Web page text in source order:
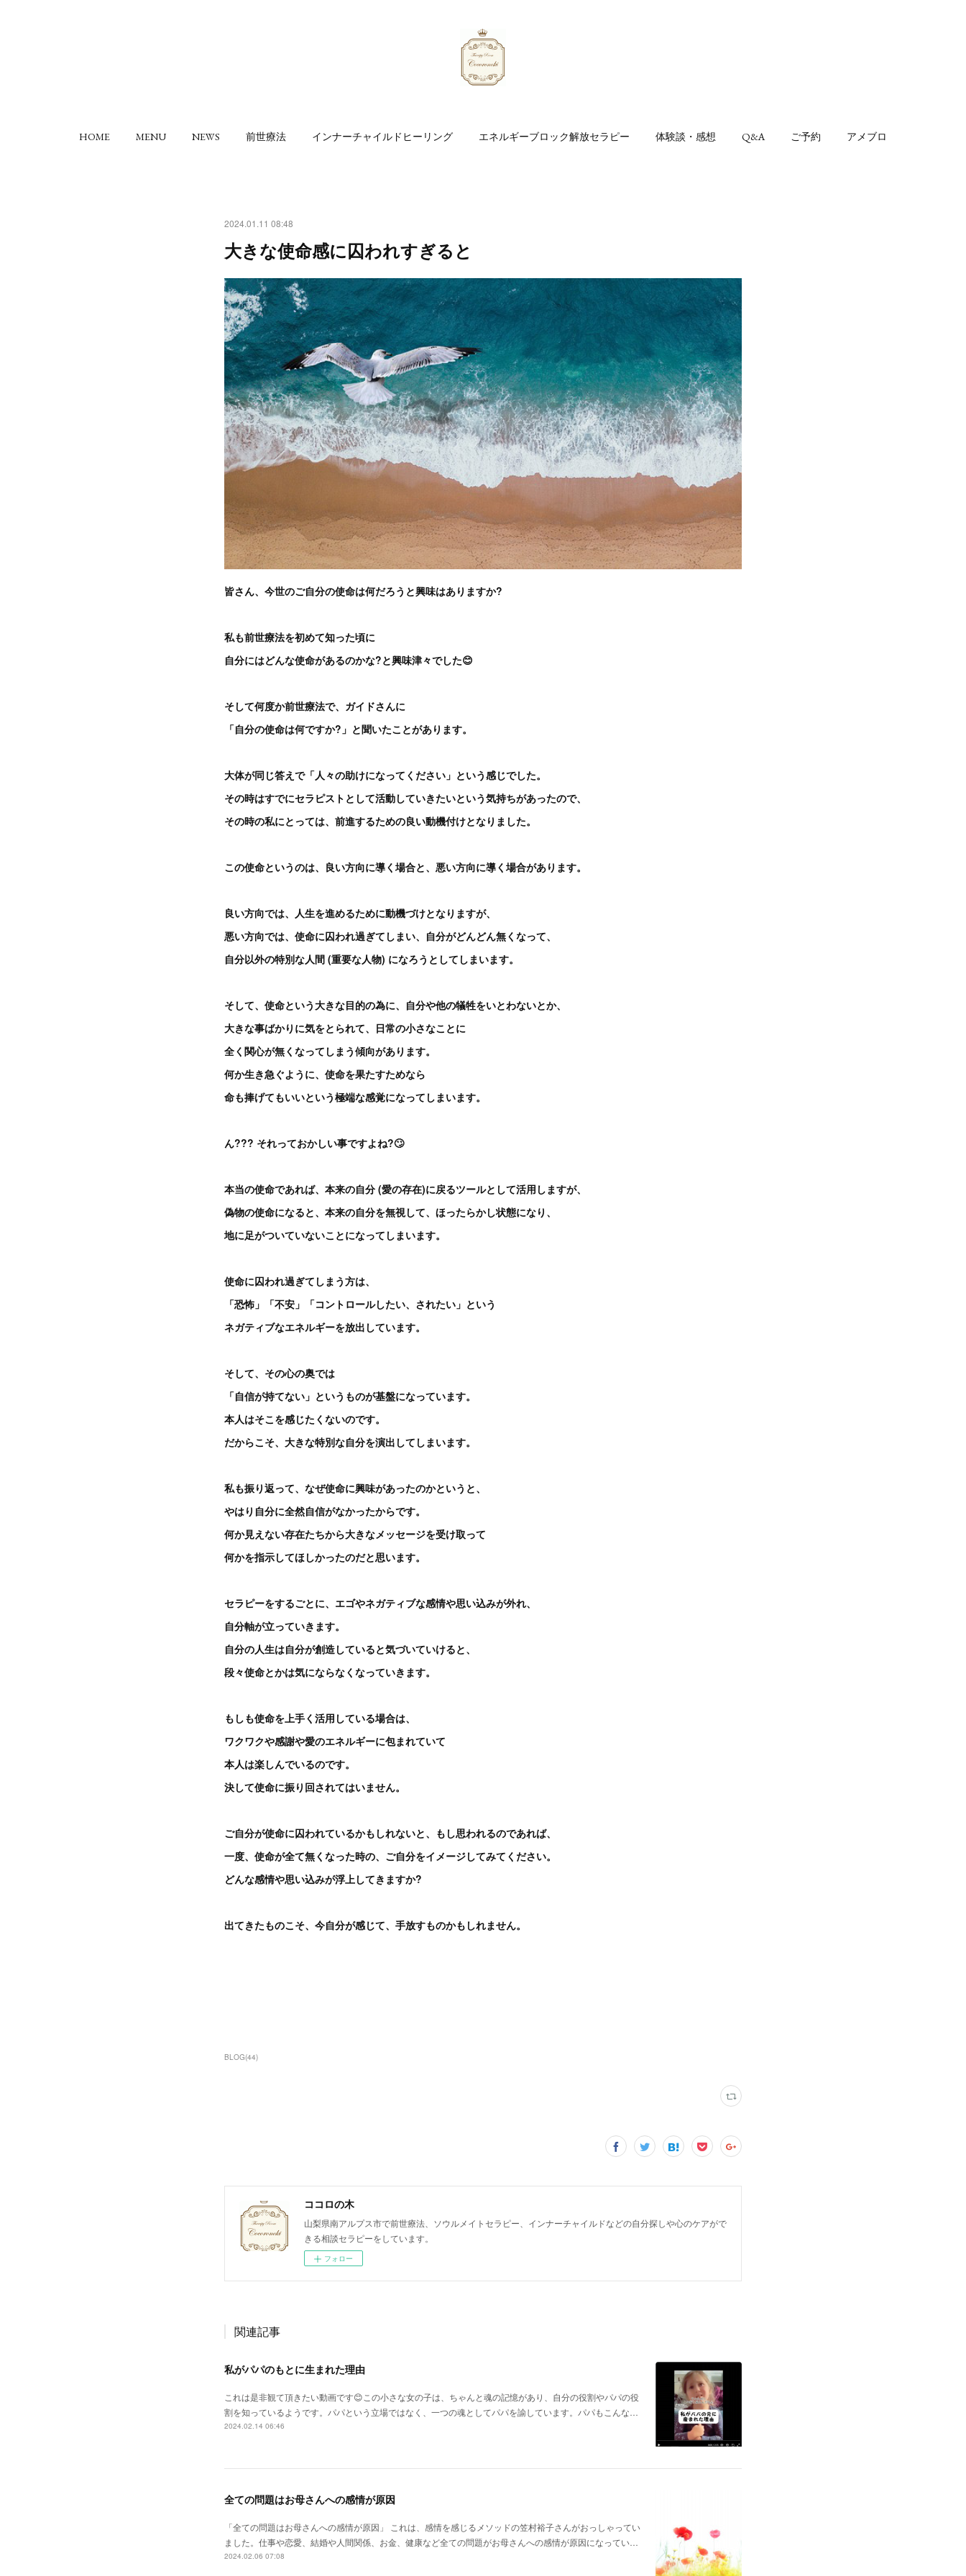
HOME MENU NEWS 前世療法 インナーチャイルドヒーリング エネルギーブロック解放セラピー 体験談・感想 Q&A ご予約 アメブロ
2024.01.11 08:48
大きな使命感に囚われすぎると
皆さん、今世のご自分の使命は何だろうと興味はありますか?
私も前世療法を初めて知った頃に
自分にはどんな使命があるのかな?と興味津々でした😊
そして何度か前世療法で、ガイドさんに
「自分の使命は何ですか?」と聞いたことがあります。
大体が同じ答えで「人々の助けになってください」という感じでした。
その時はすでにセラピストとして活動していきたいという気持ちがあったので、
その時の私にとっては、前進するための良い動機付けとなりました。
この使命というのは、良い方向に導く場合と、悪い方向に導く場合があります。
良い方向では、人生を進めるために動機づけとなりますが、
悪い方向では、使命に囚われ過ぎてしまい、自分がどんどん無くなって、
自分以外の特別な人間 (重要な人物) になろうとしてしまいます。
そして、使命という大きな目的の為に、自分や他の犠牲をいとわないとか、
大きな事ばかりに気をとられて、日常の小さなことに
全く関心が無くなってしまう傾向があります。
何か生き急ぐように、使命を果たすためなら
命も捧げてもいいという極端な感覚になってしまいます。
ん??? それっておかしい事ですよね?🙄
本当の使命であれば、本来の自分 (愛の存在)に戻るツールとして活用しますが、
偽物の使命になると、本来の自分を無視して、ほったらかし状態になり、
地に足がついていないことになってしまいます。
使命に囚われ過ぎてしまう方は、
「恐怖」「不安」「コントロールしたい、されたい」という
ネガティブなエネルギーを放出しています。
そして、その心の奥では
「自信が持てない」というものが基盤になっています。
本人はそこを感じたくないのです。
だからこそ、大きな特別な自分を演出してしまいます。
私も振り返って、なぜ使命に興味があったのかというと、
やはり自分に全然自信がなかったからです。
何か見えない存在たちから大きなメッセージを受け取って
何かを指示してほしかったのだと思います。
セラピーをするごとに、エゴやネガティブな感情や思い込みが外れ、
自分軸が立っていきます。
自分の人生は自分が創造していると気づいていけると、
段々使命とかは気にならなくなっていきます。
もしも使命を上手く活用している場合は、
ワクワクや感謝や愛のエネルギーに包まれていて
本人は楽しんでいるのです。
決して使命に振り回されてはいません。
ご自分が使命に囚われているかもしれないと、もし思われるのであれば、
一度、使命が全て無くなった時の、ご自分をイメージしてみてください。
どんな感情や思い込みが浮上してきますか?
出てきたものこそ、今自分が感じて、手放すものかもしれません。
BLOG(44)
ココロの木
山梨県南アルプス市で前世療法、ソウルメイトセラピー、インナーチャイルドなどの自分探しや心のケアがで
きる相談セラピーをしています。
フォロー
関連記事
私がパパのもとに生まれた理由
これは是非観て頂きたい動画です😊この小さな女の子は、ちゃんと魂の記憶があり、自分の役割やパパの役
割を知っているようです。パパという立場ではなく、一つの魂としてパパを諭しています。パパもこんな…
2024.02.14 06:46
全ての問題はお母さんへの感情が原因
「全ての問題はお母さんへの感情が原因」 これは、感情を感じるメソッドの笠村裕子さんがおっしゃってい
ました。仕事や恋愛、結婚や人間関係、お金、健康など全ての問題がお母さんへの感情が原因になってい…
2024.02.06 07:08